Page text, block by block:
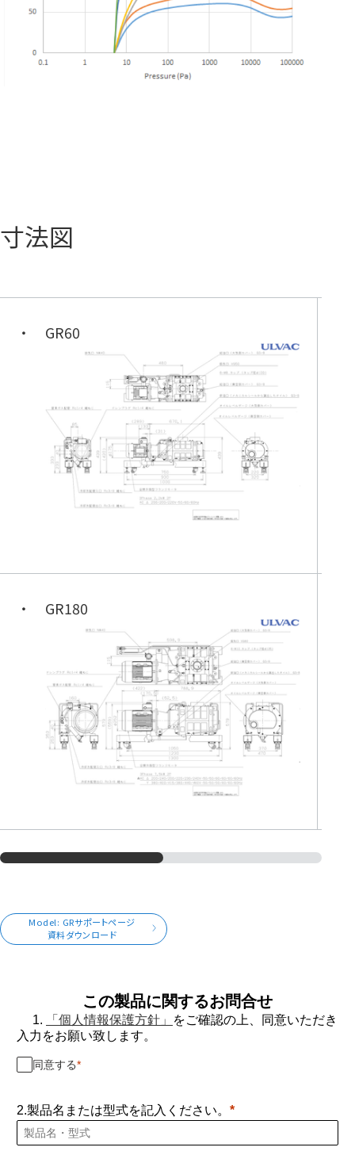
寸法図
GR60
GR180
Model: GRサポートページ
資料ダウンロード
この製品に関するお問合せ
1. 「個人情報保護方針」
をご確認の上、同意いただき
入力をお願い致します。
同意する
2.製品名または型式を記入ください。